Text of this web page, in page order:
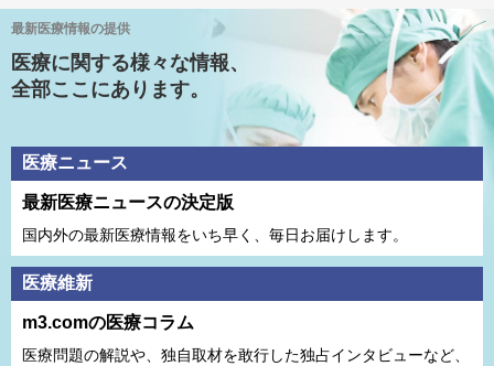
最新医療情報の提供
医療に関する様々な情報、
全部ここにあります。
医療ニュース
最新医療ニュースの決定版
国内外の最新医療情報をいち早く、毎日お届けします。
医療維新
m3.comの医療コラム
医療問題の解説や、独⾃取材を敢⾏した独占インタビューなど、